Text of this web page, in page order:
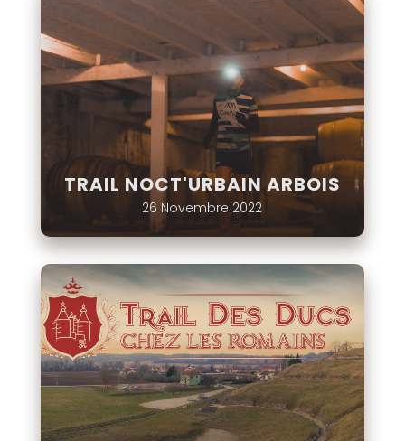
TRAIL NOCT'URBAIN ARBOIS
26 Novembre 2022